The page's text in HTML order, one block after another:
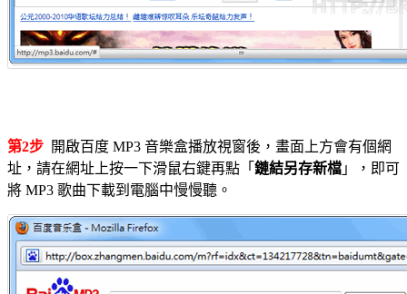
第2步 開啟百度 MP3 音樂盒播放視窗後，畫面上方會有個網
址，請在網址上按一下滑鼠右鍵再點「 鏈結另存新檔 」，即可
將 MP3 歌曲下載到電腦中慢慢聽。